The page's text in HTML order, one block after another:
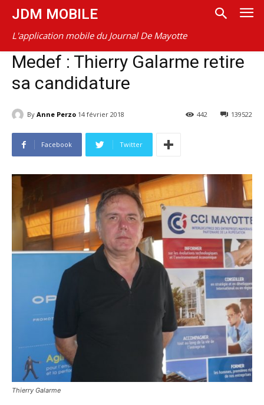
JDM MOBILE
L'application mobile du Journal De Mayotte
Medef : Thierry Galarme retire
sa candidature
By Anne Perzo 14 février 2018 139522
442
Facebook Twitter
Thierry Galarme